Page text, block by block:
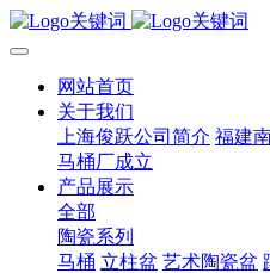
网站首页
关于我们
上海俊跃公司简介 福建
马桶厂成立
产品展示
全部
陶瓷系列
马桶 立柱盆 艺术陶瓷盆